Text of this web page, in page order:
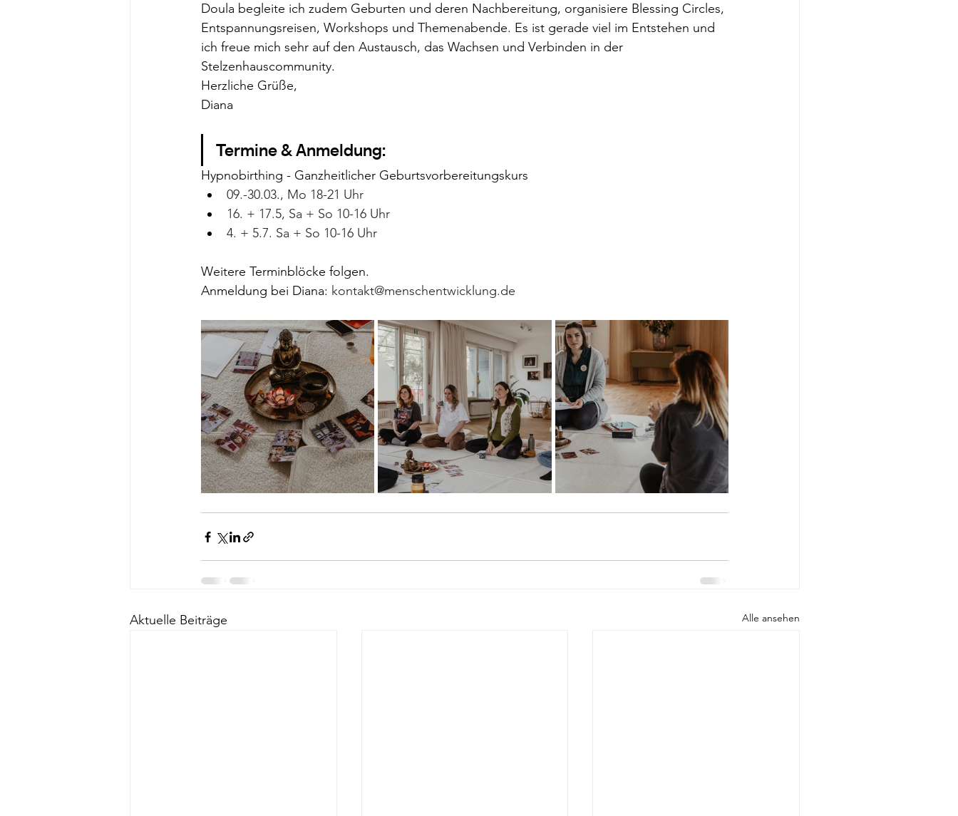
Doula begleite ich zudem Geburten und deren Nachbereitung, organisiere Blessing Circles,
Entspannungsreisen, Workshops und Themenabende. Es ist gerade viel im Entstehen und
ich freue mich sehr auf den Austausch, das Wachsen und Verbinden in der
Stelzenhauscommunity.
Herzliche Grüße,
Diana
Termine & Anmeldung:
Hypnobirthing - Ganzheitlicher Geburtsvorbereitungskurs
09.-30.03., Mo 18-21 Uhr
16. + 17.5, Sa + So 10-16 Uhr
4. + 5.7. Sa + So 10-16 Uhr
Weitere Terminblöcke folgen.
Anmeldung bei Diana: kontakt@menschentwicklung.de
Aktuelle Beiträge Alle ansehen